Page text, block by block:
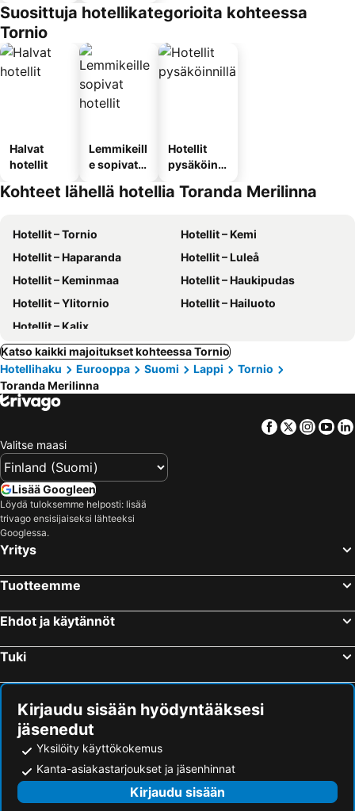
Suosittuja hotellikategorioita kohteessa
Tornio
Halvat
hotellit
Lemmikeill
e sopivat
Hotellit
pysäköinni
Kohteet lähellä hotellia Toranda Merilinna
Hotellit – Tornio
Hotellit – Kemi
Hotellit – Haparanda
Hotellit – Luleå
Hotellit – Keminmaa
Hotellit – Haukipudas
Hotellit – Ylitornio
Hotellit – Hailuoto
Hotellit – Kalix
Katso kaikki majoitukset kohteessa Tornio
Hotellihaku
Eurooppa Suomi Lappi
Tornio
Toranda Merilinna
Facebook
Twitter
Valitse maasi
Lisää Googleen
Löydä tuloksemme helposti: lisää
trivago ensisijaiseksi lähteeksi
Googlessa.
Yritys
Tuotteemme
Ehdot ja käytännöt
Tuki
Kirjaudu sisään hyödyntääksesi
jäsenedut
Yksilöity käyttökokemus
Kanta-asiakastarjoukset ja jäsenhinnat
Kirjaudu sisään